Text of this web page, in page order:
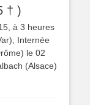
† )
à 3 heures
Internée
le 02
(Alsace)